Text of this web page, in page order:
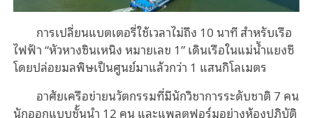
การเปลี่ยนแบตเตอรี่ใช้เวลาไม่ถึง 10 นาที สำหรับเรือ
ไฟฟ้า “หัวหางซินเหนิง หมายเลข 1” เดินเรือในแม่น้ำแยงซี
โดยปล่อยมลพิษเป็นศูนย์มาแล้วกว่า 1 แสนกิโลเมตร
อาศัยเครือข่ายนวัตกรรมที่มีนักวิชาการระดับชาติ 7 คน
นักออกแบบชั้นนำ 12 คน และแพลตฟอร์มอย่างห้องปฏิบัติ